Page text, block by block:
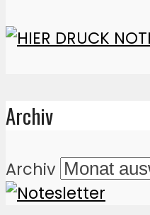
Archiv
Archiv